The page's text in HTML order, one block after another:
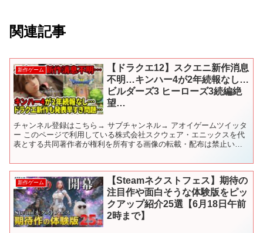
関連記事
新作ゲーム
【ドラクエ12】スクエニ新作消息
不明…キンハー4が2年続報なし…
ビルダーズ3 ヒーローズ3続編絶
望…
チャンネル登録はこちら→ サブチャンネル→ アオイゲームツイッタ
ー このページで利用している株式会社スクウェア・エニックスを代
表とする共同著作者が権利を所有する画像の転載・配布は禁止いた
新作ゲーム
【Steamネクストフェス】期待の
注目作や面白そうな体験版をピッ
クアップ紹介25選【6月18日午前
2時まで】